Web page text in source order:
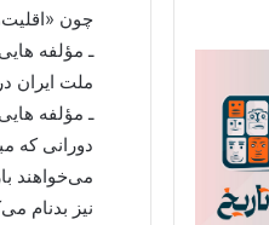
چون
ـ مؤلفه
ملت ایران
دورانی که
می‌خواهند
نیز بدنام